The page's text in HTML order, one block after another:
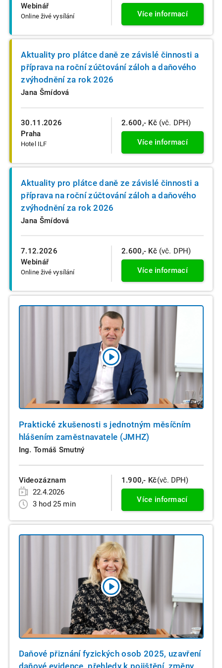
Webinář
Online živé vysílání Více informací
30.11.2026
Praha
Hotel ILF
Aktuality pro plátce daně ze závislé činnosti a
příprava na roční zúčtování záloh a daňového
zvýhodnění za rok 2026
Jana Šmídová
2.600,- Kč (vč. DPH)
Více informací
7.12.2026
Webinář
Online živé vysílání
Aktuality pro plátce daně ze závislé činnosti a
příprava na roční zúčtování záloh a daňového
zvýhodnění za rok 2026
Jana Šmídová
2.600,- Kč (vč. DPH)
Více informací
Praktické zkušenosti s jednotným měsíčním
hlášením zaměstnavatele (JMHZ)
Ing. Tomáš Smutný
Videozáznam
22.4.2026
3 hod 25 min
1.900,- Kč(vč. DPH)
Více informací
Daňové přiznání fyzických osob 2025, uzavření